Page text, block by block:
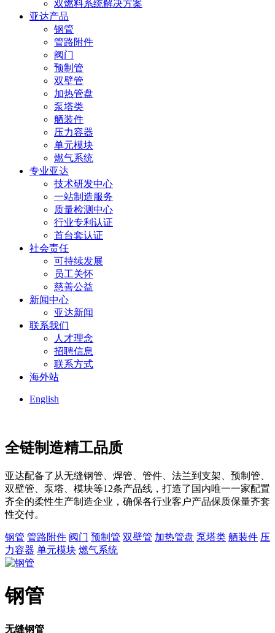
双燃料系统解决方案
亚达产品
钢管
管路附件
阀门
预制管
双壁管
加热管盘
泵塔类
舾装件
压力容器
单元模块
燃气系统
专业亚达
技术研发中心
一站制造服务
质量检测中心
行业专利认证
首台套认证
社会责任
可持续发展
员工关怀
慈善公益
新闻中心
亚达新闻
联系我们
人才理念
招聘信息
联系方式
海外站
English
全链制造精工品质
亚达配备了从无缝钢管、焊管、管件、法兰到支架、预制管、
双壁管、泵塔、模块等12条产品线，打造了国内唯一一家配置
齐全的柔性生产制造企业，确保各行业客户产品保质保量齐套
性交付。
钢管 管路附件 阀门 预制管 双壁管 加热管盘 泵塔类 舾装件 压
力容器 单元模块 燃气系统
钢管
无缝钢管